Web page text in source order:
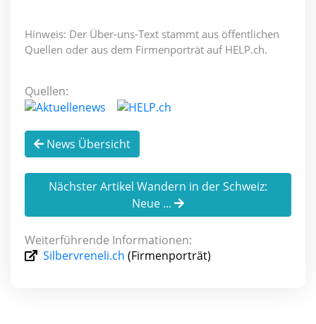
Hinweis: Der Über-uns-Text stammt aus öffentlichen
Quellen oder aus dem Firmenporträt auf HELP.ch.
Quellen:
News Übersicht
Nächster Artikel Wandern in der Schweiz:
Neue ...
Weiterführende Informationen:
Silbervreneli.ch (Firmenporträt)